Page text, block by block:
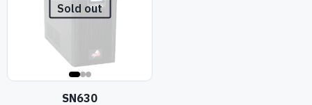
Sold out
SN630